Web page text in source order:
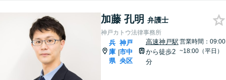
加藤 孔明 弁護士
神戸カトウ法律事務所
兵
庫
県
|
神戸
市中
央区
高速神戸駅
から徒歩2
分
営業時間：09:00
~18:00（平日）